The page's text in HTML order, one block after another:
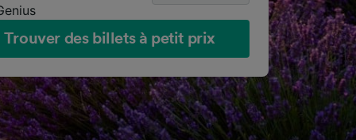
Trouver des billets à petit prix